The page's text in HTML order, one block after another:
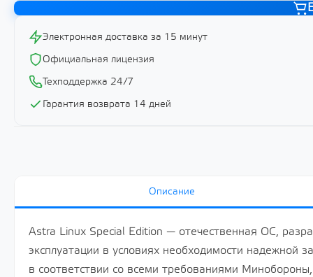
Электронная доставка за 15 минут
Официальная лицензия
Техподдержка 24/7
Гарантия возврата 14 дней
Описание
Astra Linux Special Edition — отечественная ОС,
эксплуатации в условиях необходимости
в соответствии со всеми требованиями